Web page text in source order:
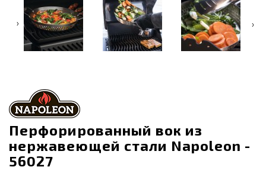
‹ ›
Перфорированный вок из
нержавеющей стали Napoleon -
56027